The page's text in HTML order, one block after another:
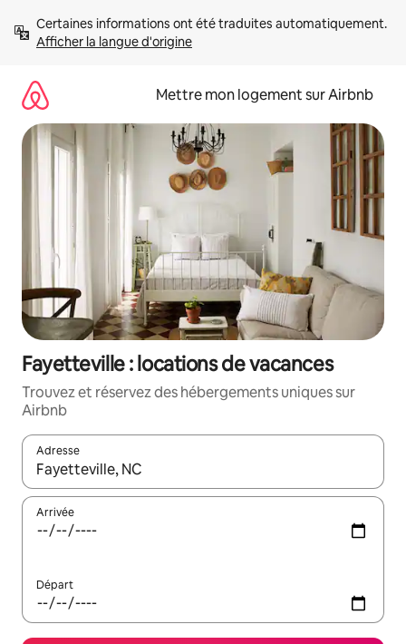
directement
Afficher la langue d'origine
Mettre mon logement sur Airbnb
Fayetteville : locations de vacances
Trouvez et réservez des hébergements uniques sur
Airbnb
Adresse
Lorsque les résultats s'affichent, utilisez les flèches vers le
Arrivée
Départ